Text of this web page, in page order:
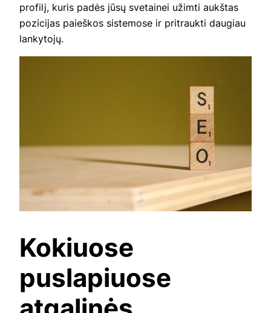
profilį, kuris padės jūsų svetainei užimti aukštas
pozicijas paieškos sistemose ir pritraukti daugiau
lankytojų.
Kokiuose
puslapiuose